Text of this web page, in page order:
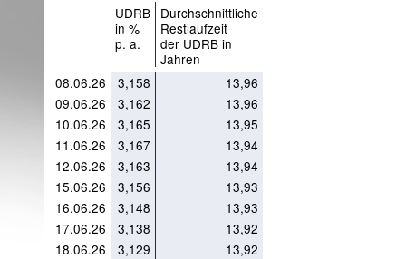
UDRB
in %
p. a.
Durchschnittliche
Restlaufzeit
der UDRB in
Jahren
08.06.26
3,158
13,96
09.06.26
3,162
13,96
10.06.26
3,165
13,95
11.06.26
3,167
13,94
12.06.26
3,163
13,94
15.06.26
3,156
13,93
16.06.26
3,148
13,93
17.06.26
3,138
13,92
18.06.26
3,129
13,92